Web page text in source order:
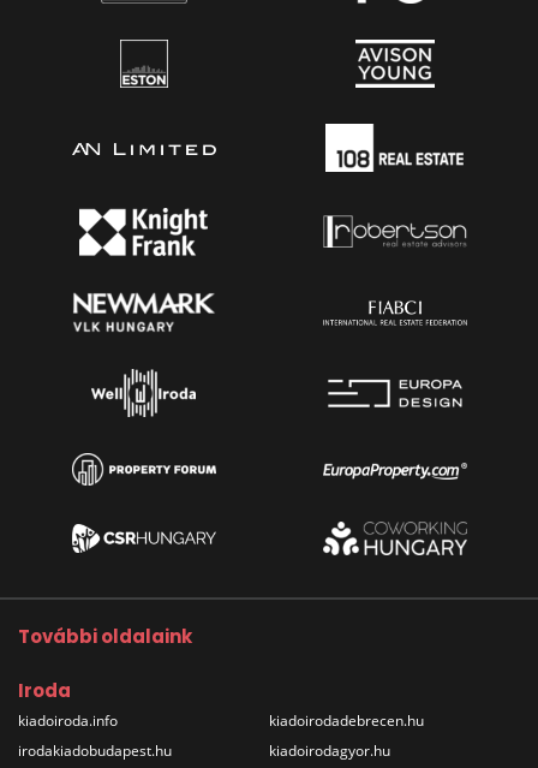
További oldalaink
Iroda
kiadoiroda.info
irodakiadobudapest.hu
kiadoirodadebrecen.hu
kiadoirodagyor.hu